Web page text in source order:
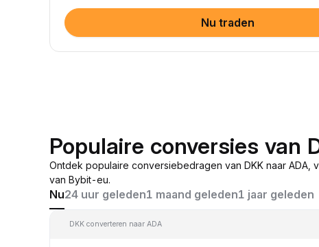
Nu traden
Populaire conversies van
Ontdek populaire conversiebedragen van DKK naar
van Bybit-eu.
Nu24 uur geleden1 maand geleden1 jaar geleden
DKK converteren naar ADA